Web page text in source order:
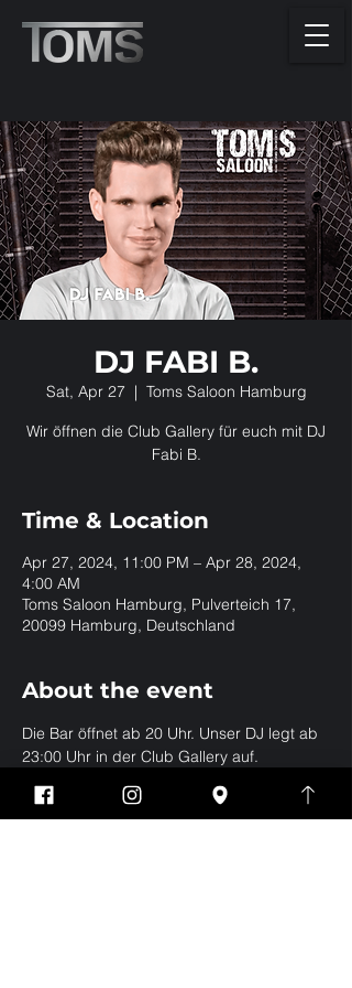
DJ FABI B.
Sat, Apr 27
  |
Toms Saloon Hamburg
Wir öffnen die Club Gallery für euch mit DJ
Fabi B.
Time & Location
Apr 27, 2024, 11:00 PM – Apr 28, 2024,
4:00 AM
Toms Saloon Hamburg, Pulverteich 17,
20099 Hamburg, Deutschland
About the event
Die Bar öffnet ab 20 Uhr. Unser DJ legt ab
23:00 Uhr in der Club Gallery auf.
Share this event